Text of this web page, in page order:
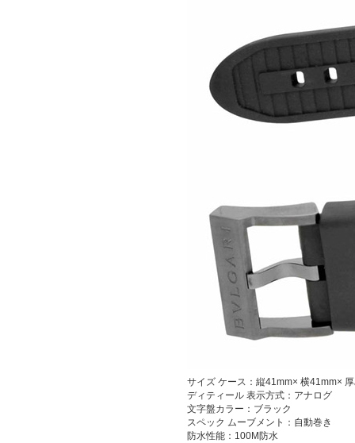
サイズ ケース：縦41mm× 横41mm×
ディティール 表示方式：アナログ
文字盤カラー：ブラック
スペック ムーブメント：自動巻き
防水性能：100M防水